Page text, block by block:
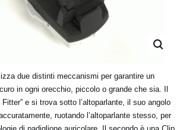
due distinti meccanismi per garantire un
in ogni orecchio, piccolo o grande che sia. Il
e si trova sotto l’altoparlante, il suo angolo
ruotando l’altoparlante stesso, per